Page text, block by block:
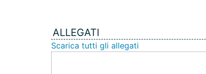
ALLEGATI
Scarica tutti gli allegati